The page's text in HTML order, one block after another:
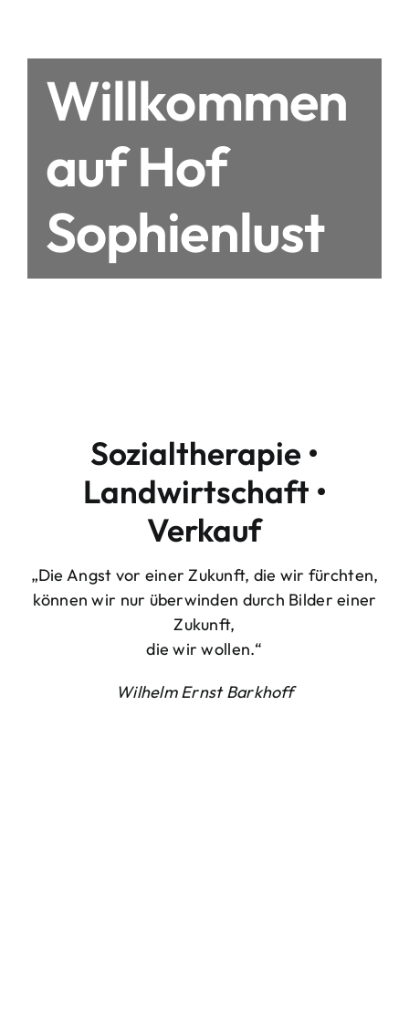
Willkommen
auf Hof
Sophienlust
Sozialtherapie •
Landwirtschaft •
Verkauf
„Die Angst vor einer Zukunft, die wir fürchten,
können wir nur überwinden durch Bilder einer
Zukunft,
die wir wollen.“
Wilhelm Ernst Barkhoff